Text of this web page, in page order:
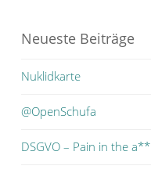
Neueste Beiträge
Nuklidkarte
@OpenSchufa
DSGVO – Pain in the a**